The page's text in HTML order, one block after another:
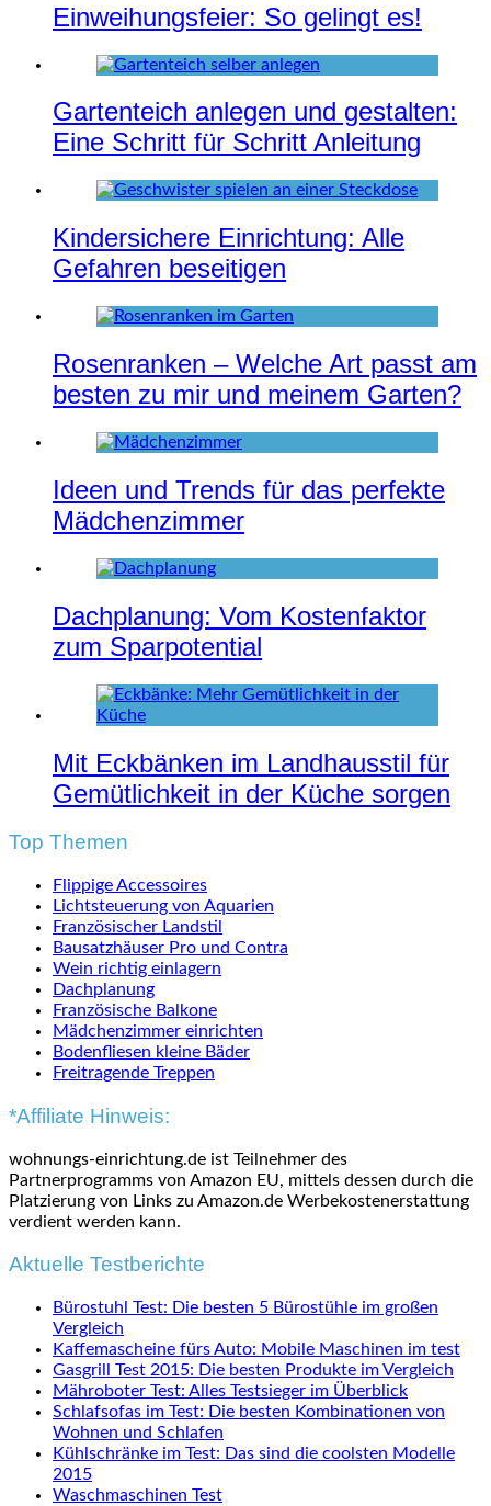
Einweihungsfeier: So gelingt es!
Gartenteich anlegen und gestalten:
Eine Schritt für Schritt Anleitung
Kindersichere Einrichtung: Alle
Gefahren beseitigen
Rosenranken – Welche Art passt am
besten zu mir und meinem Garten?
Ideen und Trends für das perfekte
Mädchenzimmer
Dachplanung: Vom Kostenfaktor
zum Sparpotential
Mit Eckbänken im Landhausstil für
Gemütlichkeit in der Küche sorgen
Top Themen
Flippige Accessoires
Lichtsteuerung von Aquarien
Französischer Landstil
Bausatzhäuser Pro und Contra
Wein richtig einlagern
Dachplanung
Französische Balkone
Mädchenzimmer einrichten
Bodenfliesen kleine Bäder
Freitragende Treppen
*Affiliate Hinweis:
wohnungs-einrichtung.de ist Teilnehmer des
Partnerprogramms von Amazon EU, mittels dessen durch die
Platzierung von Links zu Amazon.de Werbekostenerstattung
verdient werden kann.
Aktuelle Testberichte
Bürostuhl Test: Die besten 5 Bürostühle im großen
Vergleich
Kaffemascheine fürs Auto: Mobile Maschinen im test
Gasgrill Test 2015: Die besten Produkte im Vergleich
Mähroboter Test: Alles Testsieger im Überblick
Schlafsofas im Test: Die besten Kombinationen von
Wohnen und Schlafen
Kühlschränke im Test: Das sind die coolsten Modelle
2015
Waschmaschinen Test